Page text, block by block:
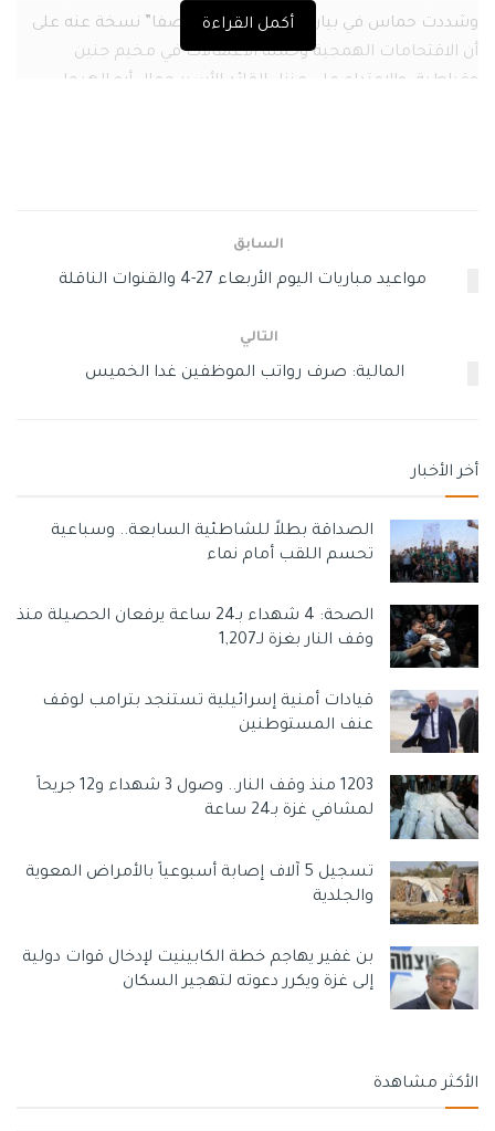
وشددت حماس في بيان لها تلقت وكالة “صفا” نسخة عنه على
أن الاقتحامات الهمجية وحملة الاعتقالات في مخيم جنين
وقباطية، والاعتداء على منزل القائد الأسير جمال أبو الهيجا
والقرى المحتلة، إلى مساندة جنين، والوقوف صفاً واحداً لكسر
هذه الهجمة الصهيونية، ومواصلة التصدّي لها بكل قوّة وبسالة
أكمل القراءة
جيش الاحتلال الإسرائيلي
السابق
مواعيد مباريات اليوم الأربعاء 27-4 والقنوات الناقلة
التالي
المالية: صرف رواتب الموظفين غدا الخميس
أخر الأخبار
الصداقة بطلاً للشاطئية السابعة.. وسباعية
تحسم اللقب أمام نماء
الصحة: 4 شهداء بـ24 ساعة يرفعان الحصيلة منذ
وقف النار بغزة لـ1,207
قيادات أمنية إسرائيلية تستنجد بترامب لوقف
عنف المستوطنين
1203 منذ وقف النار.. وصول 3 شهداء و12 جريحاً
لمشافي غزة بـ24 ساعة
تسجيل 5 آلاف إصابة أسبوعياً بالأمراض المعوية
والجلدية
بن غفير يهاجم خطة الكابينيت لإدخال قوات دولية
إلى غزة ويكرر دعوته لتهجير السكان
الأكثر مشاهدة